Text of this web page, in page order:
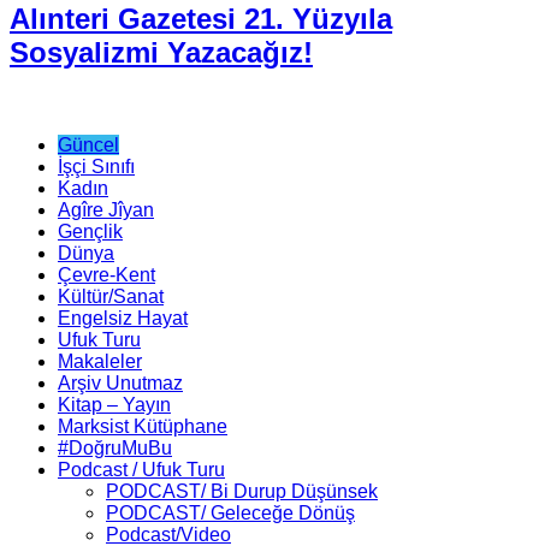
Alınteri Gazetesi 21. Yüzyıla
Sosyalizmi Yazacağız!
Güncel
İşçi Sınıfı
Kadın
Agîre Jîyan
Gençlik
Dünya
Çevre-Kent
Kültür/Sanat
Engelsiz Hayat
Ufuk Turu
Makaleler
Arşiv Unutmaz
Kitap – Yayın
Marksist Kütüphane
#DoğruMuBu
Podcast / Ufuk Turu
PODCAST/ Bi Durup Düşünsek
PODCAST/ Geleceğe Dönüş
Podcast/Video